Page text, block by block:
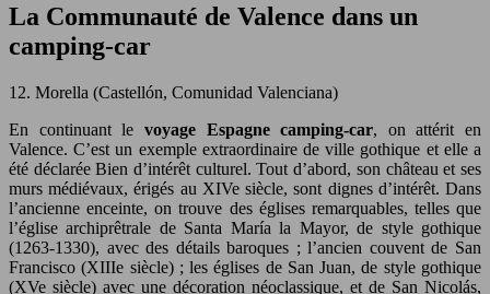
La Communauté de Valence dans un
camping-car
12. Morella (Castellón, Comunidad Valenciana)
En continuant le voyage Espagne camping-car, on attérit en
Valence. C’est un exemple extraordinaire de ville gothique et elle a
été déclarée Bien d’intérêt culturel. Tout d’abord, son château et ses
murs médiévaux, érigés au XIVe siècle, sont dignes d’intérêt. Dans
l’ancienne enceinte, on trouve des églises remarquables, telles que
l’église archiprêtrale de Santa María la Mayor, de style gothique
(1263-1330), avec des détails baroques ; l’ancien couvent de San
Francisco (XIIIe siècle) ; les églises de San Juan, de style gothique
(XVe siècle) avec une décoration néoclassique, et de San Nicolás,